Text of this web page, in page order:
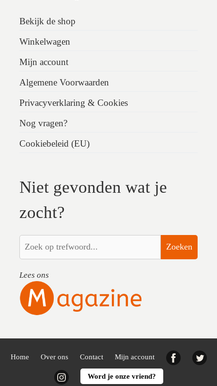
Bekijk de shop
Winkelwagen
Mijn account
Algemene Voorwaarden
Privacyverklaring & Cookies
Nog vragen?
Cookiebeleid (EU)
Niet gevonden wat je
zocht?
Zoeken
Lees ons
Home Over ons Contact Mijn account Facebook
InstagramWord je onze vriend?